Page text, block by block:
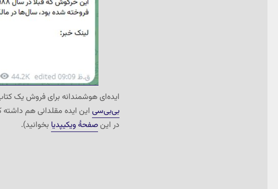
ایده‌ای هوشمندانه برای فروش یک
بی‌بی‌سیاین ایده مقلدانی هم داشته
در اینصفحهٔ ویکیپدیا بخوانید).